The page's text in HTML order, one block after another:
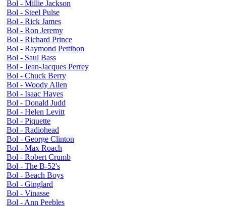
Bol - Millie Jackson
Bol - Steel Pulse
Bol - Rick James
Bol - Ron Jeremy
Bol - Richard Prince
Bol - Raymond Pettibon
Bol - Saul Bass
Bol - Jean-Jacques Perrey
Bol - Chuck Berry
Bol - Woody Allen
Bol - Isaac Hayes
Bol - Donald Judd
Bol - Helen Levitt
Bol - Piquette
Bol - Radiohead
Bol - George Clinton
Bol - Max Roach
Bol - Robert Crumb
Bol - The B-52's
Bol - Beach Boys
Bol - Ginglard
Bol - Vinasse
Bol - Ann Peebles